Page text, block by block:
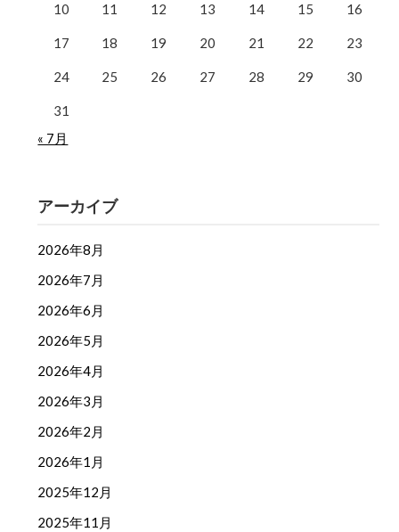
10 11 12 13 14 15 16
17 18 19 20 21 22 23
24 25 26 27 28 29 30
31
« 7月
アーカイブ
2026年8月
2026年7月
2026年6月
2026年5月
2026年4月
2026年3月
2026年2月
2026年1月
2025年12月
2025年11月